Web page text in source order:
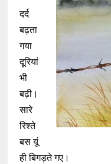
दर्द
बढ़ता
गया
दूरियां
भी
बढ़ी।
सारे
रिश्ते
बस यूं
ही बिगड़ते गए।